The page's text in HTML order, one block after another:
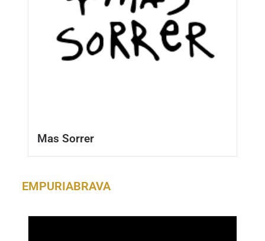
Mas Sorrer
EMPURIABRAVA